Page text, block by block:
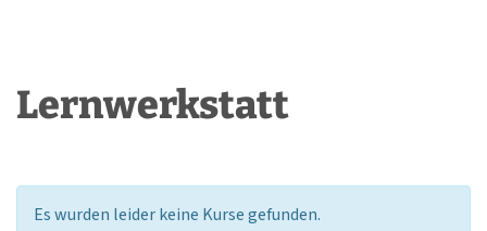
Lernwerkstatt
Es wurden leider keine Kurse gefunden.